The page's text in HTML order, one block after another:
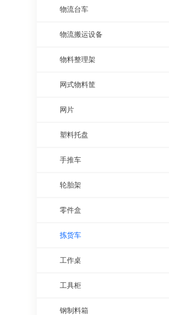
物流台车
物流搬运设备
物料整理架
网式物料筐
网片
塑料托盘
手推车
轮胎架
零件盒
拣货车
工作桌
工具柜
钢制料箱